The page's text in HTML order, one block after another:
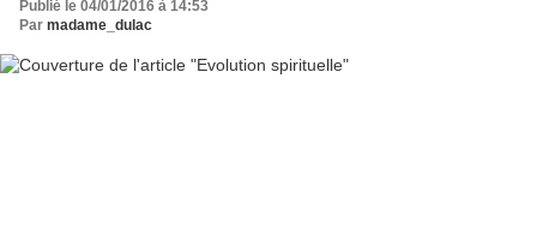
Publié le 04/01/2016 à 14:53
Par madame_dulac